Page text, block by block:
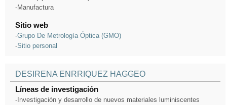
-Manufactura
Sitio web
-Grupo De Metrología Óptica (GMO)
-Sitio personal
DESIRENA ENRRIQUEZ HAGGEO
Líneas de investigación
-Investigación y desarrollo de nuevos materiales luminiscentes